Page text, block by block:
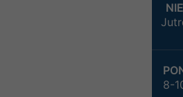
NIE
8-